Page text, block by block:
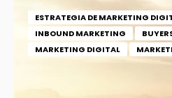
ESTRATEGIA DE MARKETING
INBOUND MARKETING
MARKETING DIGITAL